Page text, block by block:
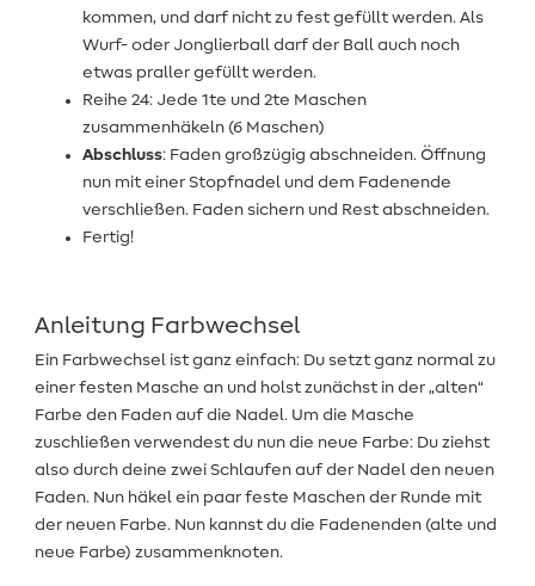
kommen, und darf nicht zu fest gefüllt werden. Als
Wurf- oder Jonglierball darf der Ball auch noch
etwas praller gefüllt werden.
Reihe 24: Jede 1te und 2te Maschen
zusammenhäkeln (6 Maschen)
Abschluss: Faden großzügig abschneiden. Öffnung
nun mit einer Stopfnadel und dem Fadenende
verschließen. Faden sichern und Rest abschneiden.
Fertig!
Anleitung Farbwechsel
Ein Farbwechsel ist ganz einfach: Du setzt ganz normal zu
einer festen Masche an und holst zunächst in der „alten“
Farbe den Faden auf die Nadel. Um die Masche
zuschließen verwendest du nun die neue Farbe: Du ziehst
also durch deine zwei Schlaufen auf der Nadel den neuen
Faden. Nun häkel ein paar feste Maschen der Runde mit
der neuen Farbe. Nun kannst du die Fadenenden (alte und
neue Farbe) zusammenknoten.